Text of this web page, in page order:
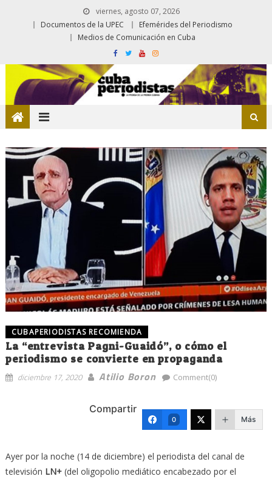
viernes, agosto 07, 2026
Documentos de la UPEC
Efemérides del Periodismo
Medios de Comunicación en Cuba
CUBAPERIODISTAS RECOMIENDA
La “entrevista Pagni-Guaidó”, o cómo el
periodismo se convierte en propaganda
diciembre 17, 2020 Atilio Boron Comment(0)
Compartir
0 Más
Ayer por la noche (14 de diciembre) el periodista del canal de
televisión LN+(del oligopolio mediático encabezado por el